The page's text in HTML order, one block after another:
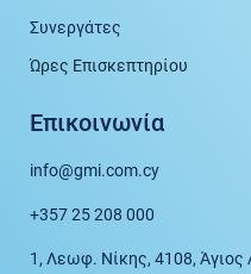
Συνεργάτες
Ώρες Επισκεπτηρίου
Επικοινωνία
info@gmi.com.cy
+357 25 208 000
1, Λεωφ. Νίκης, 4108, Άγιος